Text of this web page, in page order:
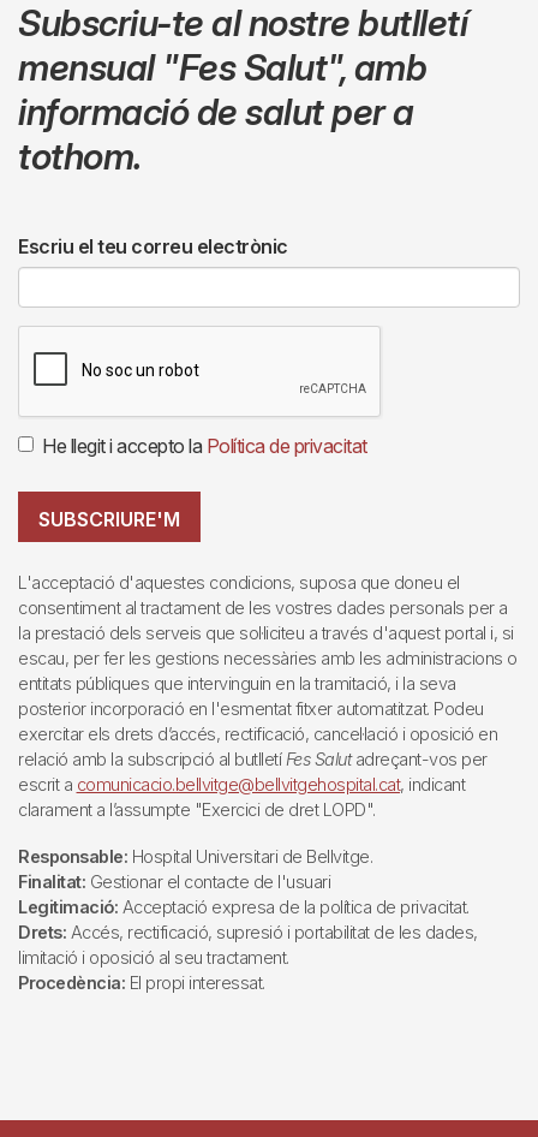
Subscriu-te al nostre butlletí
mensual "Fes Salut",amb
informació de salut per a
tothom.
Escriu el teu correu electrònic
He llegit i accepto la Política de privacitat
SUBSCRIURE'M
L'acceptació d'aquestes condicions, suposa que doneu el
consentiment al tractament de les vostres dades personals per a
la prestació dels serveis que sol·liciteu a través d'aquest portal i, si
escau, per fer les gestions necessàries amb les administracions o
entitats públiques que intervinguin en la tramitació, i la seva
posterior incorporació en l'esmentat fitxer automatitzat. Podeu
exercitar els drets d’accés, rectificació, cancel·lació i oposició en
relació amb la subscripció al butlletí Fes Salutadreçant-vos per
escrit a comunicacio.bellvitge@bellvitgehospital.cat, indicant
clarament a l’assumpte "Exercici de dret LOPD".
Responsable: Hospital Universitari de Bellvitge.
Finalitat: Gestionar el contacte de l'usuari
Legitimació: Acceptació expresa de la política de privacitat.
Drets: Accés, rectificació, supresió i portabilitat de les dades,
limitació i oposició al seu tractament.
Procedència: El propi interessat.